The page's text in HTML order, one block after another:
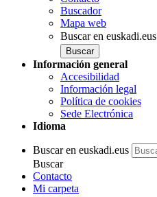
Buscador
Mapa web
Buscar en euskadi.eus
Información general
Accesibilidad
Información legal
Política de cookies
Sede Electrónica
Idioma
Buscar en euskadi.eus
Buscar
Contacto
Mi carpeta